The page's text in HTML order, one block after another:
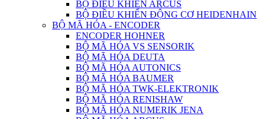
BỘ ĐIỀU KHIỂN ARCUS
BỘ ĐIỀU KHIỂN ĐỘNG CƠ HEIDENHAIN
BỘ MÃ HÓA - ENCODER
ENCODER HOHNER
BỘ MÃ HÓA VS SENSORIK
BỘ MÃ HÓA DEUTA
BỘ MÃ HÓA AUTONICS
BỘ MÃ HÓA BAUMER
BỘ MÃ HÓA TWK-ELEKTRONIK
BỘ MÃ HÓA RENISHAW
BỘ MÃ HÓA NUMERIK JENA